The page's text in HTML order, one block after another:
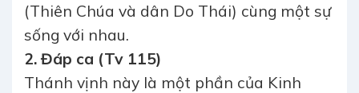
(Thiên Chúa và dân Do Thái) cùng một sự
sống với nhau.
2. Đáp ca (Tv 115)
Thánh vịnh này là một phần của Kinh